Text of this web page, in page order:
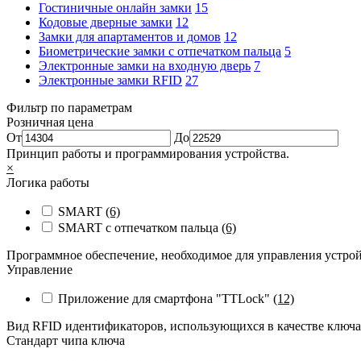
Гостиничные онлайн замки 15
Кодовые дверные замки 12
Замки для апартаментов и домов 12
Биометрические замки с отпечатком пальца 5
Электронные замки на входную дверь 7
Электронные замки RFID 27
Фильтр по параметрам
Розничная цена
От
До
Принцип работы и программирования устройства.
×
Логика работы
SMART (6)
SMART с отпечатком пальца (6)
Программное обеспечение, необходимое для управления
Управление
Приложение для смартфона "TTLock" (12)
Вид RFID идентификаторов, использующихся в качестве
Стандарт чипа ключа